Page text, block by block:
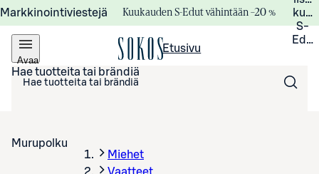
Markkinointiviestejä Kuukauden S-Edut vähintään –20 %
S-
Avaa
valikko
Etusivu
Hae tuotteita tai brändiä
Murupolku
Miehet